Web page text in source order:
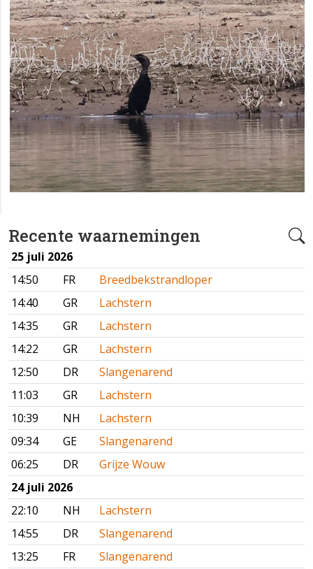
Recente waarnemingen
25 juli 2026
14:50
FR
Breedbekstrandloper
14:40
GR
Lachstern
14:35
GR
Lachstern
14:22
GR
Lachstern
12:50
DR
Slangenarend
11:03
GR
Lachstern
10:39
NH
Lachstern
09:34
GE
Slangenarend
06:25
DR
Grijze Wouw
24 juli 2026
22:10
NH
Lachstern
14:55
DR
Slangenarend
13:25
FR
Slangenarend